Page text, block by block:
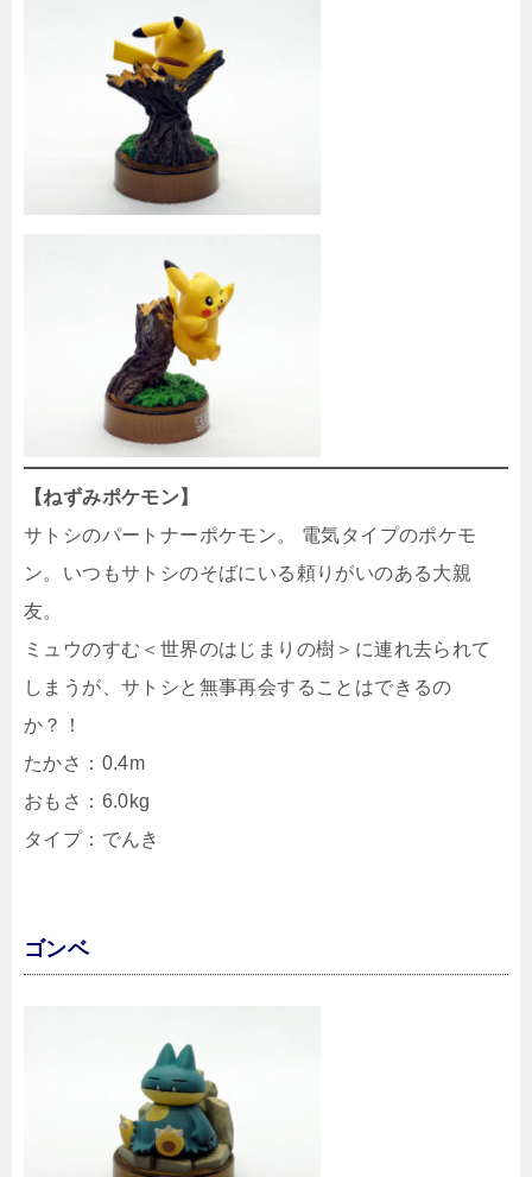
【ねずみポケモン】
サトシのパートナーポケモン。 電気タイプのポケモ
ン。いつもサトシのそばにいる頼りがいのある大親
友。
ミュウのすむ＜世界のはじまりの樹＞に連れ去られて
しまうが、サトシと無事再会することはできるの
か？！
たかさ：0.4m
おもさ：6.0kg
タイプ：でんき
ゴンベ